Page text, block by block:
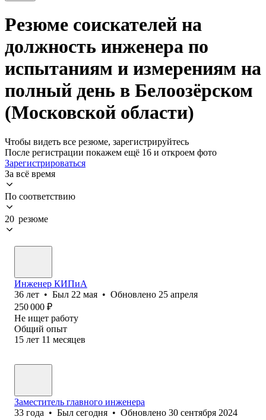
Резюме соискателей на
должность инженера по
испытаниям и измерениям на
полный день в Белоозёрском
(Московской области)
Чтобы видеть все резюме, зарегистрируйтесь
После регистрации покажем ещё 16 и откроем фото
Зарегистрироваться
За всё время
По соответствию
20 резюме
Инженер КИПиА
36 лет • Был 22 мая • Обновлено 25 апреля
250 000 ₽
Не ищет работу
Общий опыт
15 лет 11 месяцев
Заместитель главного инженера
33 года • Был сегодня • Обновлено 30 сентября 2024